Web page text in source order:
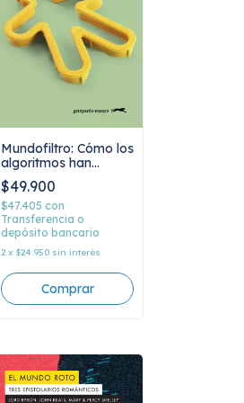
Mundofiltro: Cómo los
algoritmos han
aplanado la cultura,
Kyle Chayka
$49.900
$47.405 con
Transferencia o
depósito bancario
2 x $24.950 sin interés